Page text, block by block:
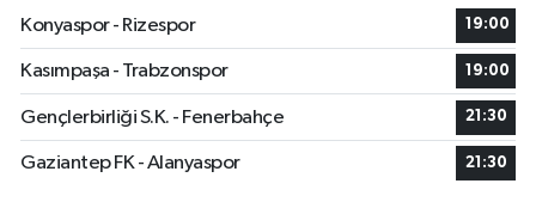
Konyaspor - Rizespor
19:00
Kasımpaşa - Trabzonspor 19:00
Gençlerbirliği S.K. - Fenerbahçe 21:30
Gaziantep FK - Alanyaspor 21:30